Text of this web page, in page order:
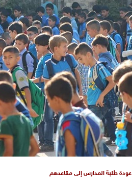
عودة طلبة المدارس إلى مقاعدهم